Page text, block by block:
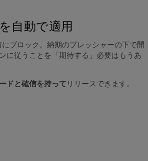
自動で適用
ブロック。納期のプレッシャーの下で開
に従うことを「期待する」必要はもうあ
ドと確信を持ってリリースできます。